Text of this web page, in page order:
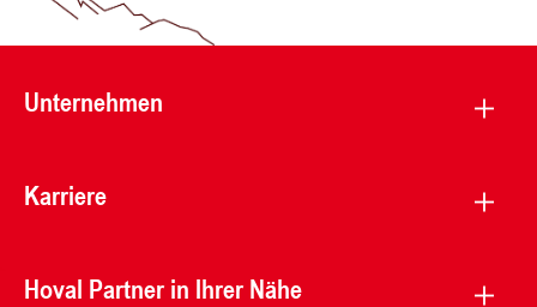
Unternehmen
Karriere
Hoval Partner in Ihrer Nähe